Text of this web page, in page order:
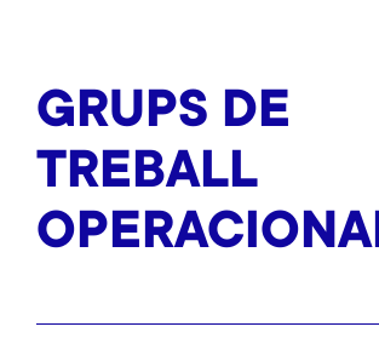
GRUPS DE
TREBALL